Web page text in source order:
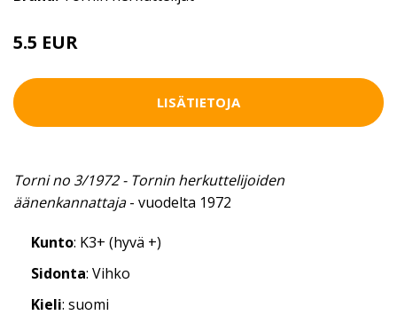
5.5 EUR
LISÄTIETOJA
Torni no 3/1972 - Tornin herkuttelijoiden
äänenkannattaja- vuodelta 1972
Kunto: K3+ (hyvä +)
Sidonta: Vihko
Kieli: suomi